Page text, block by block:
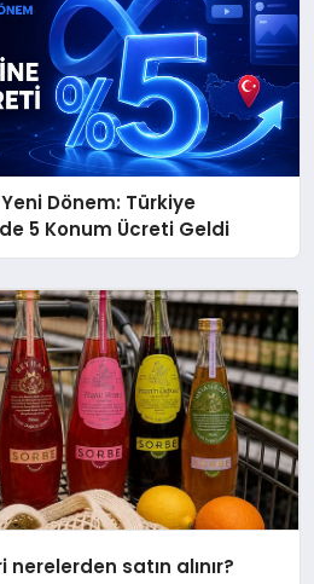
Dönem: Türkiye
5 Konum Ücreti Geldi
satın alınır?